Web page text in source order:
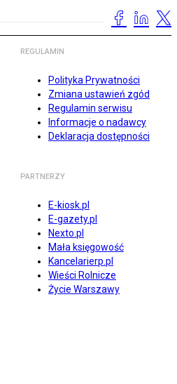
REGULAMIN
Polityka Prywatności
Zmiana ustawień zgód
Regulamin serwisu
Informacje o nadawcy
Deklaracja dostępności
PARTNERZY
E-kiosk.pl
E-gazety.pl
Nexto.pl
Mała księgowość
Kancelarierp.pl
Wieści Rolnicze
Życie Warszawy